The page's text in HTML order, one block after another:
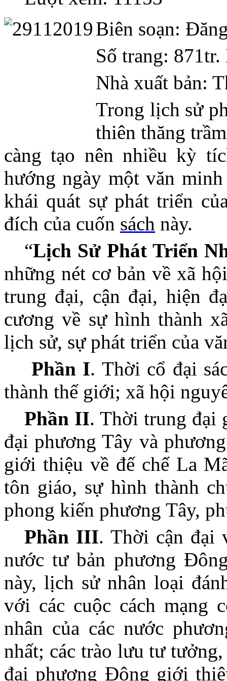
Biên soạn:
Số trang:
Nhà xuất bản:
Trong lịch sử
thiên thăng
càng tạo nên nhiều kỳ
hướng ngày một văn
khái quát sự phát triển
đích của cuốn sách này.
“Lịch Sử Phát Triển
những nét cơ bản về xã
trung đại, cận đại, hiện
cương về sự hình thành
lịch sử, sự phát triển của
Phần I. Thời cổ đại
thành thế giới; xã hội
Phần II. Thời trung đại
đại phương Tây và
giới thiệu về đế chế La
tôn giáo, sự hình thành
phong kiến phương Tây,
Phần III. Thời cận đại
nước tư bản phương
này, lịch sử nhân loại
với các cuộc cách mạng
nhân của các nước
nhất; các trào lưu tư
đại phương Đông giới